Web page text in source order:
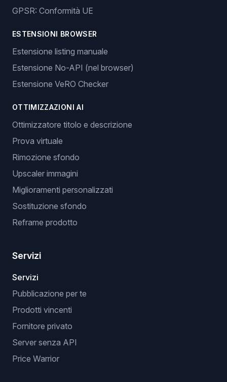
GPSR: Conformità UE
ESTENSIONI BROWSER
Estensione listing manuale
Estensione No-API (nel browser)
Estensione VeRO Checker
OTTIMIZZAZIONI AI
Ottimizzatore titolo e descrizione
Prova virtuale
Rimozione sfondo
Upscaler immagini
Miglioramenti personalizzati
Sostituzione sfondo
Reframe prodotto
Servizi
Servizi
Pubblicazione per te
Prodotti vincenti
Fornitore privato
Server senza API
Price Warrior